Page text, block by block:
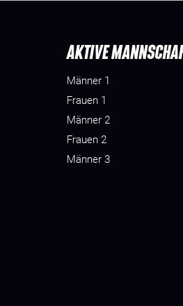
AKTIVE
Männer 1
Frauen 1
Männer 2
Frauen 2
Männer 3